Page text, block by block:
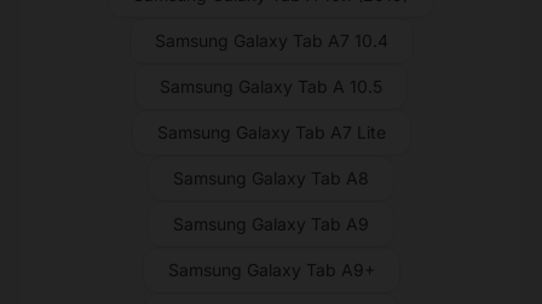
Samsung Galaxy Tab A7 10.4
Samsung Galaxy Tab A 10.5
Samsung Galaxy Tab A7 Lite
Samsung Galaxy Tab A8
Samsung Galaxy Tab A9
Samsung Galaxy Tab A9+